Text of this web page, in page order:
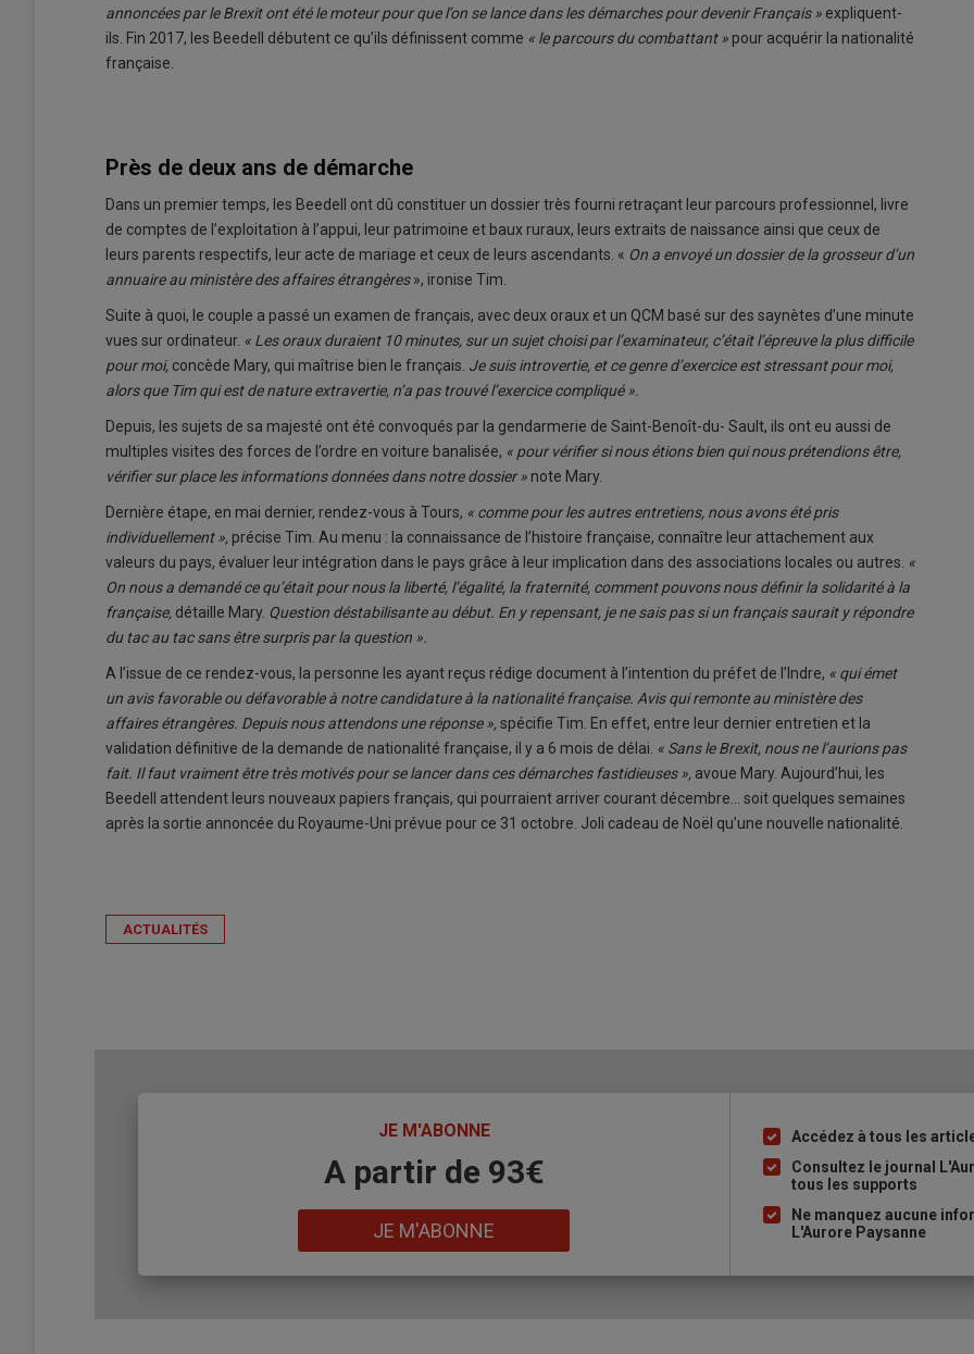
annoncées par le Brexit ont été le moteur pour que l’on se lance dans les démarches pour devenir Français » expliquent-
ils. Fin 2017, les Beedell débutent ce qu’ils définissent comme « le parcours du combattant » pour acquérir la nationalité
française.
Près de deux ans de démarche
Dans un premier temps, les Beedell ont dû constituer un dossier très fourni retraçant leur parcours professionnel, livre
de comptes de l’exploitation à l’appui, leur patrimoine et baux ruraux, leurs extraits de naissance ainsi que ceux de
leurs parents respectifs, leur acte de mariage et ceux de leurs ascendants. « On a envoyé un dossier de la grosseur d’un
annuaire au ministère des affaires étrangères», ironise Tim.
Suite à quoi, le couple a passé un examen de français, avec deux oraux et un QCM basé sur des saynètes d’une minute
vues sur ordinateur. « Les oraux duraient 10 minutes, sur un sujet choisi par l’examinateur, c’était l’épreuve la plus difficile
pour moi, concède Mary, qui maîtrise bien le français. Je suis introvertie, et ce genre d’exercice est stressant pour moi,
alors que Tim qui est de nature extravertie, n’a pas trouvé l’exercice compliqué ».
Depuis, les sujets de sa majesté ont été convoqués par la gendarmerie de Saint-Benoît-du- Sault, ils ont eu aussi de
multiples visites des forces de l’ordre en voiture banalisée, « pour vérifier si nous étions bien qui nous prétendions être,
vérifier sur place les informations données dans notre dossier » note Mary.
Dernière étape, en mai dernier, rendez-vous à Tours, « comme pour les autres entretiens, nous avons été pris
individuellement », précise Tim. Au menu : la connaissance de l’histoire française, connaître leur attachement aux
valeurs du pays, évaluer leur intégration dans le pays grâce à leur implication dans des associations locales ou autres. «
On nous a demandé ce qu’était pour nous la liberté, l’égalité, la fraternité, comment pouvons nous définir la solidarité à la
française, détaille Mary. Question déstabilisante au début. En y repensant, je ne sais pas si un français saurait y répondre
du tac au tac sans être surpris par la question ».
A l’issue de ce rendez-vous, la personne les ayant reçus rédige document à l’intention du préfet de l’Indre, « qui émet
un avis favorable ou défavorable à notre candidature à la nationalité française. Avis qui remonte au ministère des
affaires étrangères. Depuis nous attendons une réponse », spécifie Tim. En effet, entre leur dernier entretien et la
validation définitive de la demande de nationalité française, il y a 6 mois de délai. « Sans le Brexit, nous ne l’aurions pas
fait. Il faut vraiment être très motivés pour se lancer dans ces démarches fastidieuses », avoue Mary. Aujourd’hui, les
Beedell attendent leurs nouveaux papiers français, qui pourraient arriver courant décembre... soit quelques semaines
après la sortie annoncée du Royaume-Uni prévue pour ce 31 octobre. Joli cadeau de Noël qu’une nouvelle nationalité.
ACTUALITÉS
JE M'ABONNE
A partir de 93€
JE M'ABONNE
Liste
à
puce
Accédez à tous les
Consultez le journal
tous les supports
Ne manquez aucune
L'Aurore Paysanne